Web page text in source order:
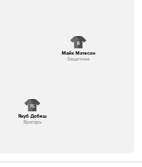
75
Якуб Добеш
Вратарь
8
Майк Мэтесон
Защитник